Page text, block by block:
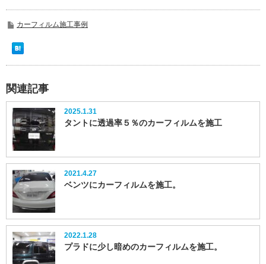
カーフィルム施工事例
関連記事
2025.1.31
タントに透過率５％のカーフィルムを施工
2021.4.27
ベンツにカーフィルムを施工。
2022.1.28
プラドに少し暗めのカーフィルムを施工。